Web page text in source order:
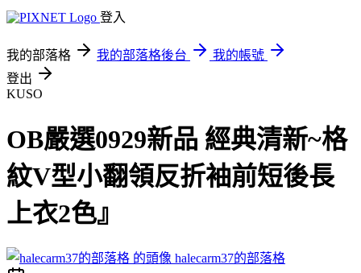
登入
我的部落格 我的部落格後台
我的帳號
登出
KUSO
OB嚴選0929新品 經典清新~格
紋V型小翻領反折袖前短後長
上衣2色』
halecarm37的部落格